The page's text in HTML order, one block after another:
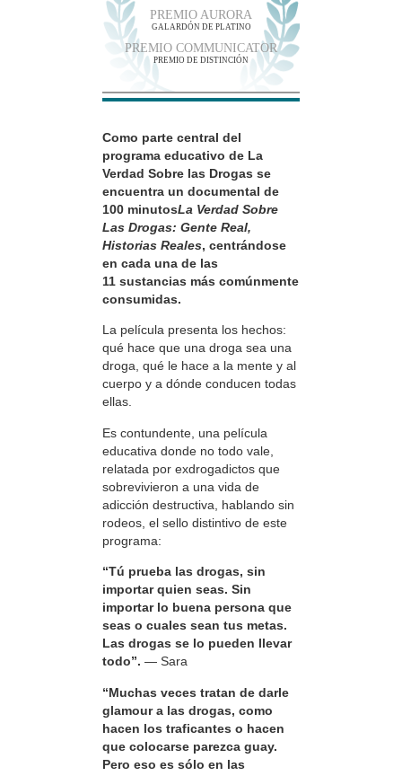
PREMIO AURORA
GALARDÓN DE PLATINO
PREMIO COMMUNICATOR
PREMIO DE DISTINCIÓN
Como parte central del
programa educativo de La
Verdad Sobre las Drogas se
encuentra un documental de
100 minutosLa Verdad Sobre
Las Drogas: Gente Real,
Historias Reales, centrándose
en cada una de las
11 sustancias más comúnmente
consumidas.
La película presenta los hechos:
qué hace que una droga sea una
droga, qué le hace a la mente y al
cuerpo y a dónde conducen todas
ellas.
Es contundente, una película
educativa donde no todo vale,
relatada por exdrogadictos que
sobrevivieron a una vida de
adicción destructiva, hablando sin
rodeos, el sello distintivo de este
programa:
“Tú prueba las drogas, sin
importar quien seas. Sin
importar lo buena persona que
seas o cuales sean tus metas.
Las drogas se lo pueden llevar
todo”. — Sara
“Muchas veces tratan de darle
glamour a las drogas, como
hacen los traficantes o hacen
que colocarse parezca guay.
Pero eso es sólo en las